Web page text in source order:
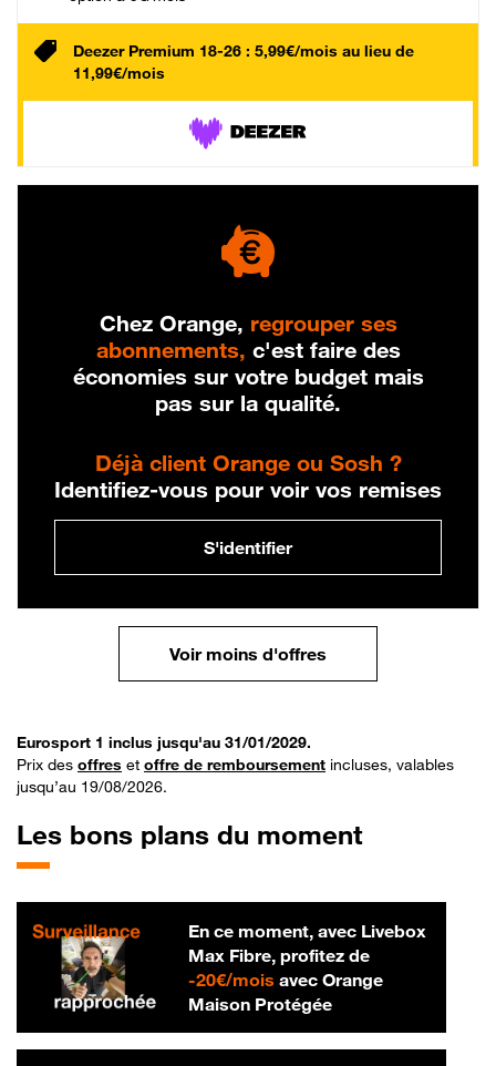
Deezer Premium 18-26 : 5,99€/mois au lieu de
11,99€/mois
Chez Orange, regrouper ses
abonnements, c'est faire des
économies sur votre budget mais
pas sur la qualité.
Déjà client Orange ou Sosh ?
Identifiez-vous pour voir vos remises
S'identifier
Voir moins d'offres
Eurosport 1 inclus jusqu'au 31/01/2029.
Prix des offres et offre de remboursement incluses, valables
jusqu’au 19/08/2026.
Les bons plans du moment
En ce moment, avec Livebox
Max Fibre, profitez de
-20€/mois20 € par mois
avec Orange
Maison Protégée